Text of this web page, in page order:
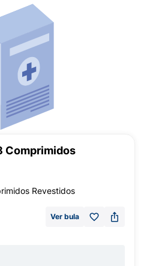
Comprimidos
Revestidos
Ver bula